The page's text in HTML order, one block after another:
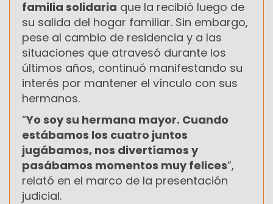
familia solidaria que la recibió luego de
su salida del hogar familiar. Sin embargo,
pese al cambio de residencia y a las
situaciones que atravesó durante los
últimos años, continuó manifestando su
interés por mantener el vínculo con sus
hermanos.
“Yo soy su hermana mayor. Cuando
estábamos los cuatro juntos
jugábamos, nos divertíamos y
pasábamos momentos muy felices”,
relató en el marco de la presentación
judicial.